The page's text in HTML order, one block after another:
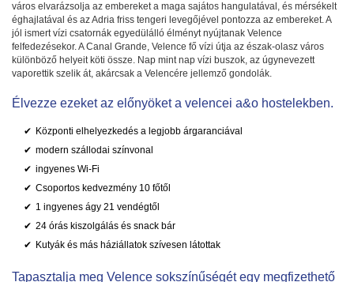
város elvarázsolja az embereket a maga sajátos hangulatával, és mérsékelt
éghajlatával és az Adria friss tengeri levegőjével pontozza az embereket. A
jól ismert vízi csatornák egyedülálló élményt nyújtanak Velence
felfedezésekor. A Canal Grande, Velence fő vízi útja az észak-olasz város
különböző helyeit köti össze. Nap mint nap vízi buszok, az úgynevezett
vaporettik szelik át, akárcsak a Velencére jellemző gondolák.
Élvezze ezeket az előnyöket a velencei a&o hostelekben.
Központi elhelyezkedés a legjobb árgaranciával
modern szállodai színvonal
ingyenes Wi-Fi
Csoportos kedvezmény 10 főtől
1 ingyenes ágy 21 vendégtől
24 órás kiszolgálás és snack bár
Kutyák és más háziállatok szívesen látottak
Tapasztalja meg Velence sokszínűségét egy megfizethető